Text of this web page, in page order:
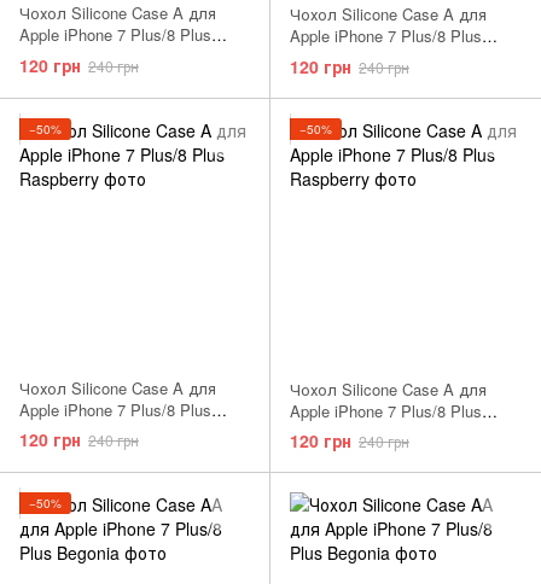
Чохол Silicone Case A для
Apple iPhone 7 Plus/8 Plus
Rose Red
120 грн 240 грн
Чохол Silicone Case A для
Apple iPhone 7 Plus/8 Plus
Purple
120 грн 240 грн
−50%
Чохол Silicone Case A для
Apple iPhone 7 Plus/8 Plus
Spearmint
120 грн 240 грн
−50%
Чохол Silicone Case A для
Apple iPhone 7 Plus/8 Plus
Capri Blue
120 грн 240 грн
−50%